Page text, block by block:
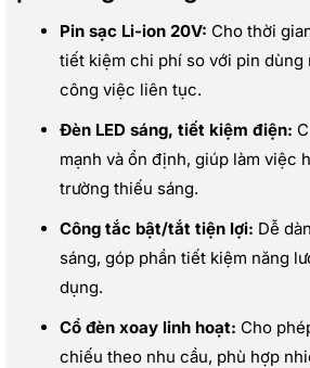
Pin sạc Li-ion 20V: Cho thời
tiết kiệm chi phí so với pin dùng
công việc liên tục.
Đèn LED sáng, tiết kiệm điện:
mạnh và ổn định, giúp làm việc
trường thiếu sáng.
Công tắc bật/tắt tiện lợi: Dễ
sáng, góp phần tiết kiệm năng
dụng.
Cổ đèn xoay linh hoạt: Cho
chiếu theo nhu cầu, phù hợp